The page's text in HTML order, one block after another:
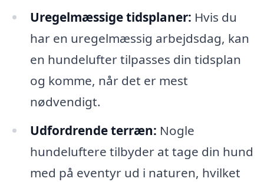
Uregelmæssige tidsplaner: Hvis du
har en uregelmæssig arbejdsdag, kan
en hundelufter tilpasses din tidsplan
og komme, når det er mest
nødvendigt.
Udfordrende terræn: Nogle
hundeluftere tilbyder at tage din hund
med på eventyr ud i naturen, hvilket